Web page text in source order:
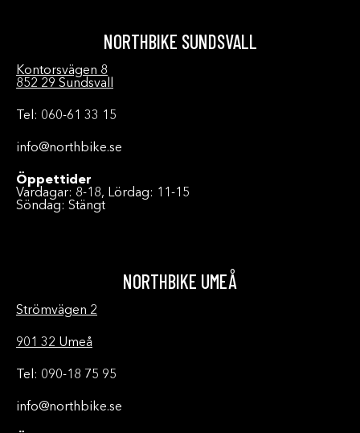
NORTHBIKE SUNDSVALL
Kontorsvägen 8
852 29 Sundsvall
Tel: 060-61 33 15
info@northbike.se
Öppettider
Vardagar: 8-18, Lördag: 11-15
Söndag: Stängt
NORTHBIKE UMEÅ
Strömvägen 2
901 32 Umeå
Tel: 090-18 75 95
info@northbike.se